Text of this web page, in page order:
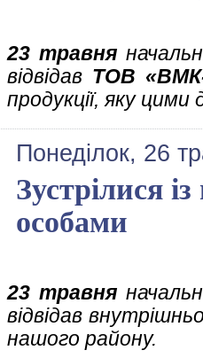
23 травня
відвідав ТОВ «ВМК-
продукції, яку
Понеділок, 26
Зустрілися
особами
23 травня
відвідав
нашого району.